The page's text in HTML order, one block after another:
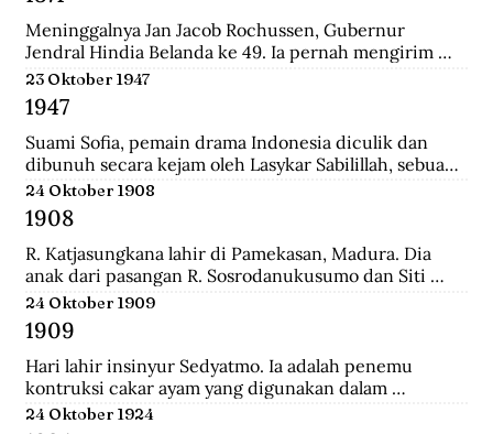
Indonesia juga mau memamerkan karyanya.
Meninggalnya Jan Jacob Rochussen, Gubernur
Jendral Hindia Belanda ke 49. Ia pernah mengirim
ekspedisi ke Bali, Palembang, Bangka, Sulawesi
Selatan, dan lainnya. Ia juga yang meresmikan
pembukaan tambang batu bara di wilayah Kesultanan
Banjar yang dinamakan Tambang Batu Bara Oranje
Nassau.
23 Oktober 1947
1947
Suami Sofia, pemain drama Indonesia diculik dan
dibunuh secara kejam oleh Lasykar Sabilillah, sebuah
unit bagian dari kelompok DI/TII. Sejak itulah ia
harus berjuang untuk mneghidupi anak-anaknya dan
keluar dari dunia ketenarannya.
24 Oktober 1908
1908
R. Katjasungkana lahir di Pamekasan, Madura. Dia
anak dari pasangan R. Sosrodanukusumo dan Siti
Rusuli. Sosrodanukusumo, wedana di Sampang dan
Bangkalan, merupakan lulusan terbaik Sekolah
Pegawai Pangreh Praja (Mosvia) di Probolinggo,
pendiri Sarikat Islam di Sampang, serta aktivis
koperasi garam rakyat yang berjuang agar harga
garam tak ditentukan sewenang-wenang oleh
24 Oktober 1909
1909
Hari lahir insinyur Sedyatmo. Ia adalah penemu
kontruksi cakar ayam yang digunakan dalam
bangunan-bangunan tinggi. Sedyatmo menyelesaikan
24 Oktober 1924